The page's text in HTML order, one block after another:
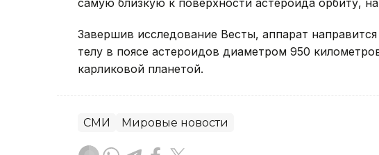
самую близкую к поверхности астероида орбиту,
Завершив исследование Весты, аппарат
телу в поясе астероидов диаметром 950
карликовой планетой.
СМИ Мировые новости